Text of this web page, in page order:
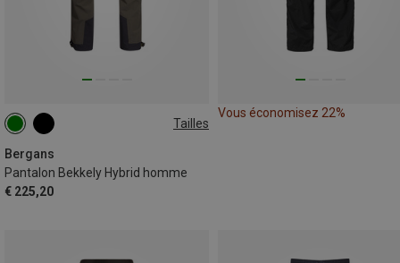
Tailles
Bergans
Pantalon Bekkely Hybrid homme
€ 225,20
S M
Vous économisez 22%